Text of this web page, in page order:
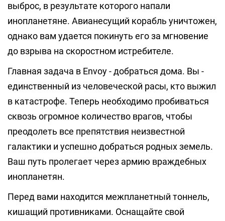
выброс, в результате которого напали
инопланетяне. Авианесущий корабль уничтожен,
однако вам удается покинуть его за мгновение
до взрыва на скоростном истребителе.
Главная задача в Envoy - добраться дома. Вы -
единственный из человеческой расы, кто выжил
в катастрофе. Теперь необходимо пробиваться
сквозь огромное количество врагов, чтобы
преодолеть все препятствия неизвестной
галактики и успешно добраться родных земель.
Ваш путь пролегает через армию враждебных
инопланетян.
Перед вами находится межпланетный тоннель,
кишащий противниками. Оснащайте свой